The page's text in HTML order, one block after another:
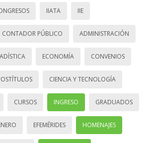
IIATA IIE
CONTADOR PÚBLICO ADMINISTRACIÓN
ECONOMÍA CONVENIOS
CIENCIA Y TECNOLOGÍA
CURSOS INGRESO GRADUADOS
EFEMÉRIDES HOMENAJES